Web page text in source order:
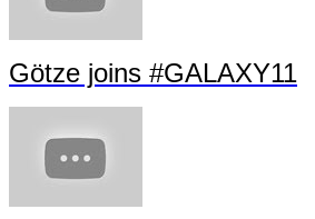
Götze joins #GALAXY11